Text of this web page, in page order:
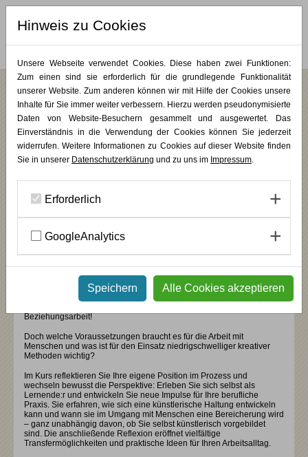
MERKLISTE (0)
Wochenendkurse/Bildung & Begleitung/PLUS KUNST
Mit Kunst Lernräume gestalten
Lernen neu denken
Entwicklungsfelder schafft und Ihre pädagogische oder soziale Arbeit
bereichert – ganzheitlich, praxisnah und prozessorientiert.
Künstlerische Prozesse berühren uns unmittelbar – sie fordern Kopf,
Herz und Hand gleichermaßen. Das Material mit seinen ganz
eigenen Möglichkeiten und Grenzen zeigt uns, achtsam, präsent und
immer wieder neu, vor allem aber im Kontakt mit dem Entstehenden
Beziehungsarbeit!
Doch welche Voraussetzungen braucht es für die Arbeit mit
Menschen und was ist für den Einsatz niedrigschwelliger kreativer
Methoden wichtig?
Im Kurs reflektieren Sie Ihre eigene Position im Prozess und
wechseln bewusst die Perspektive: Erleben Sie sich selbst als
Lernende:r und entwickeln Sie neue Impulse für Ihre berufliche
Praxis. Sie erfahren, wie sich eine künstlerische Haltung entwickeln
kann und wann sie im Umgang mit Menschen eine Bereicherung wird
– ganz unabhängig davon, ob Sie selbst künstlerisch vorgebildet
sind. Die anschließende Reflexion eröffnet vielfältige
Transfermöglichkeiten und praktische Ideen für Ihren Arbeitsalltag.
Hinweis zu Cookies
Unsere Webseite verwendet Cookies. Diese haben zwei Funktionen:
Zum einen sind sie erforderlich für die grundlegende Funktionalität
unserer Website. Zum anderen können wir mit Hilfe der Cookies unsere
Inhalte für Sie immer weiter verbessern. Hierzu werden pseudonymisierte
Daten von Website-Besuchern gesammelt und ausgewertet. Das
Einverständnis in die Verwendung der Cookies können Sie jederzeit
widerrufen. Weitere Informationen zu Cookies auf dieser Website finden
Sie in unserer Datenschutzerklärung und zu uns im Impressum.
Erforderlich
GoogleAnalytics
Speichern Alle Cookies akzeptieren